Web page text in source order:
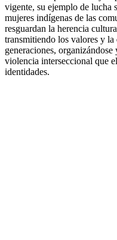
vigente, su ejemplo de lucha
mujeres indígenas de las
resguardan la herencia
transmitiendo los valores y la
generaciones,
violencia interseccional que
identidades.